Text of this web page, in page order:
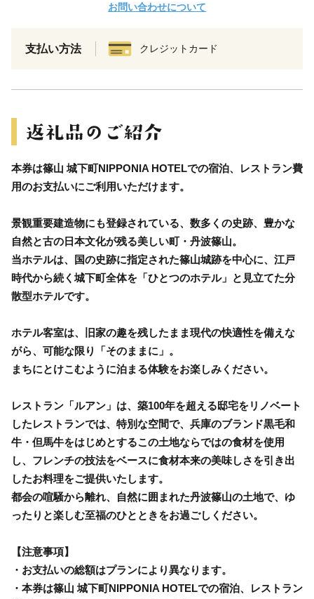
お問い合わせについて
支払い方法 クレジットカード
本券は篠山 城下町NIPPONIA HOTELでの宿泊、レストラン費
用のお支払いにご利用いただけます。
景観重要建造物にも登録されている、数多くの史跡、豊かな
自然と古の日本文化が残る美しい町・丹波篠山。
当ホテルは、国の史跡に指定された篠山城跡を中心に、江戸
時代から続く城下町全体を「ひとつのホテル」と見立てた分
散型ホテルです。
ホテル客室は、旧家の趣を残したまま現代の快適性を備えな
がら、可能な限り「そのままに」。
まちにとけこむように泊まる体験をお楽しみください。
レストラン「ルアン」は、築100年を超える邸宅をリノベート
したレストランでは、特別な空間で、兵庫のブランド黒毛和
牛・但馬牛をはじめとするこの土地ならではの食材を使用
し、フレンチの技法をベースに食材本来の美味しさを引き出
したお料理をご提供いたします。
都会の喧騒から離れ、自然に囲まれた丹波篠山の土地で、ゆ
ったりと楽しむ至福のひとときをお過ごしください。
【注意事項】
・お支払いの総額はプランにより異なります。
・本券は篠山 城下町NIPPONIA HOTELでの宿泊、レストラン